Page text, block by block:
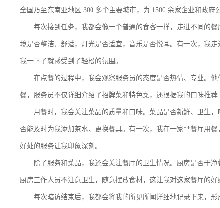
全国乃至东南亚地区 300 多个主要城市，为 1500 余家企业和政府
每次接到任务，我都会像一个普通的食客一样，走进不同的
境是否整洁、舒适，灯光是否适宜，音乐是否悦耳。有一次，我
我一下子就感受到了轻松的氛围。
在点餐的过程中，我会观察服务员的态度是否热情、专业。
餐，服务员不仅详细介绍了招牌菜和特色菜，还根据我的口味推荐
用餐时，我会关注菜品的质量和口味。菜品是否新鲜、卫生
否能及时为我添加茶水、更换餐具。有一次，我在一家**餐厅用
好处的服务让我印象深刻。
除了服务和菜品，我还会关注餐厅的卫生情况。厨房是否干
厨房工作人员不注意卫生，随意摆放食材，这让我对这家餐厅的好
每次暗访结束后，我都会将我的所见所闻详细地记录下来，